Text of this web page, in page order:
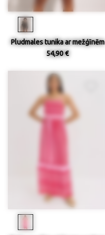
Pludmales tunika ar mežģīnēm
54,90 €